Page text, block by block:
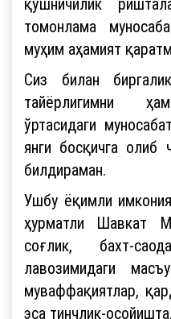
томонлама
муҳим аҳамият
Сиз билан
тайёрлигимни
ўртасидаги
янги босқичга олиб
билдираман.
Ушбу ёқимли
ҳурматли Шавкат
соғлик, бахт-
лавозимидаги
муваффақиятлар,
эса тинчлик-